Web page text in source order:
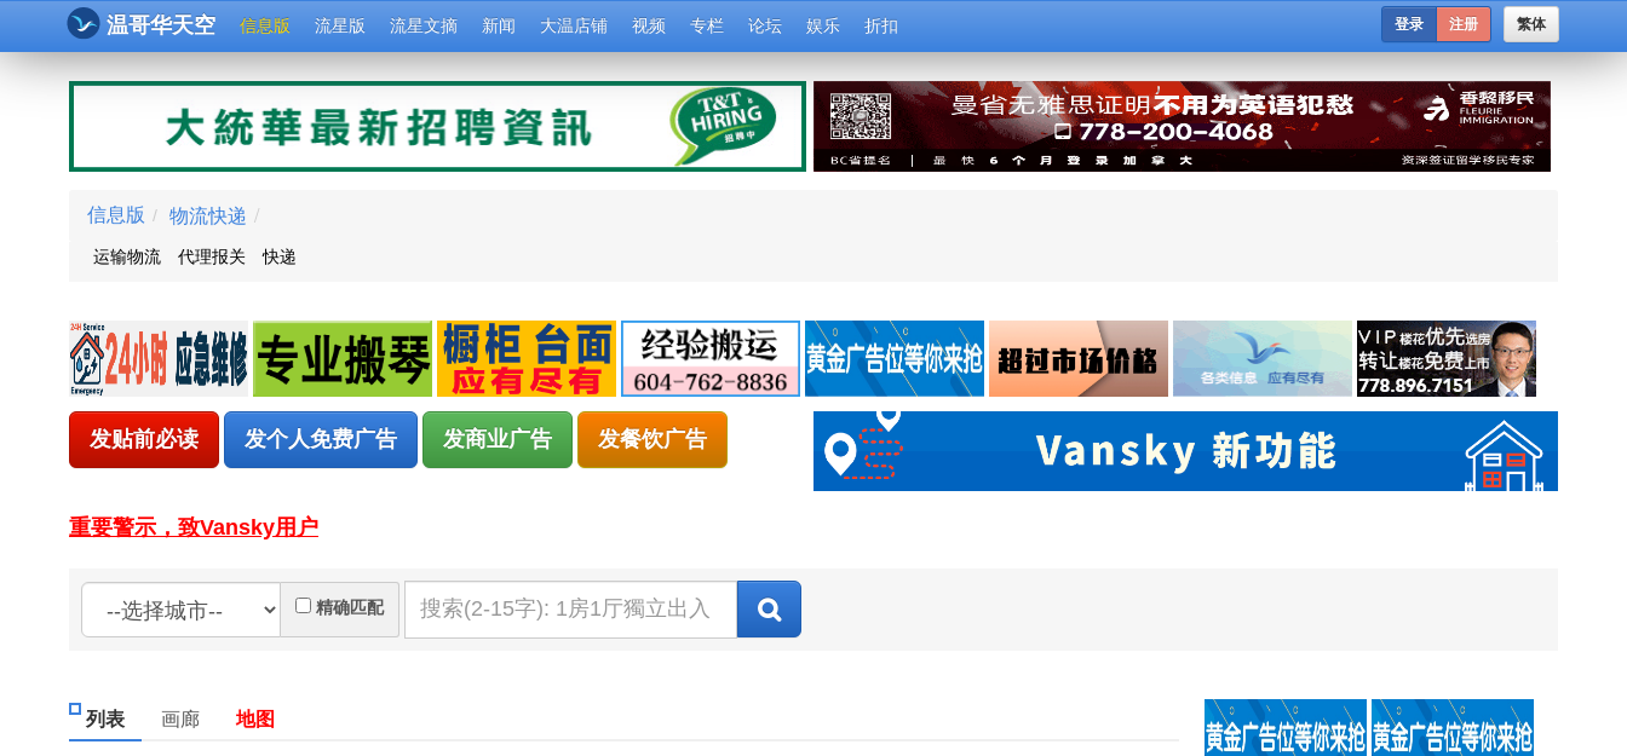
温哥华天空 信息版 流星版 流星文摘 新闻 大温店铺 视频 专栏 论坛 娱乐 折扣 繁体
登录 注册
信息版 / 物流快递 /
运输物流 代理报关 快递
发贴前必读 发个人免费广告 发商业广告 发餐饮广告
重要警示，致Vansky用户
精确匹配
列表 画廊 地图